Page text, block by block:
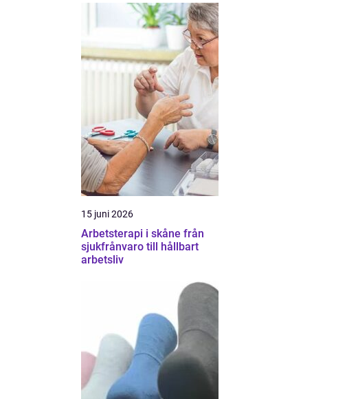
15 juni 2026
Arbetsterapi i skåne från
sjukfrånvaro till hållbart
arbetsliv